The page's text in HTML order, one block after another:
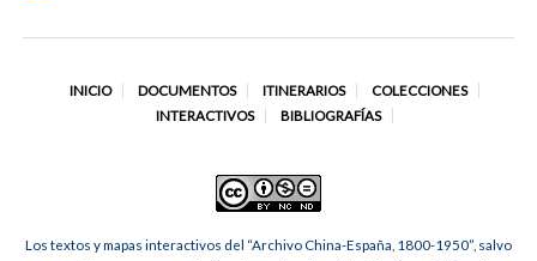
INICIO DOCUMENTOS ITINERARIOS
COLECCIONES
INTERACTIVOS
BIBLIOGRAFÍAS
Los textos y mapas interactivos del “Archivo China-España, 1800-1950”, salvo